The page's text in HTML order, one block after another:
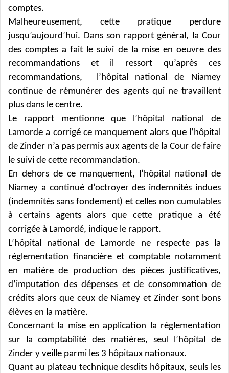
comptes.
Malheureusement, cette pratique perdure
jusqu’aujourd’hui. Dans son rapport général, la Cour
des comptes a fait le suivi de la mise en oeuvre des
recommandations et il ressort qu’après ces
recommandations, l’hôpital national de Niamey
continue de rémunérer des agents qui ne travaillent
plus dans le centre.
Le rapport mentionne que l’hôpital national de
Lamorde a corrigé ce manquement alors que l’hôpital
de Zinder n’a pas permis aux agents de la Cour de faire
le suivi de cette recommandation.
En dehors de ce manquement, l’hôpital national de
Niamey a continué d’octroyer des indemnités indues
(indemnités sans fondement) et celles non cumulables
à certains agents alors que cette pratique a été
corrigée à Lamordé, indique le rapport.
L’hôpital national de Lamorde ne respecte pas la
réglementation financière et comptable notamment
en matière de production des pièces justificatives,
d’imputation des dépenses et de consommation de
crédits alors que ceux de Niamey et Zinder sont bons
élèves en la matière.
Concernant la mise en application la réglementation
sur la comptabilité des matières, seul l’hôpital de
Zinder y veille parmi les 3 hôpitaux nationaux.
Quant au plateau technique desdits hôpitaux, seuls les